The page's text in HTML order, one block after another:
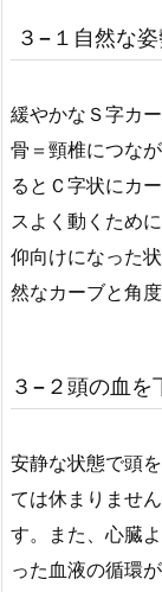
３−１自然な
緩やかなＳ字カ
骨＝頸椎につな
るとＣ字状にカ
スよく動くため
仰向けになった
然なカーブと角
３−２頭の血を
安静な状態で頭
ては休まりませ
す。また、心臓
った血液の循環